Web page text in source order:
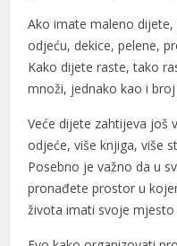
panel
panel
panel
panel
panel
Ako imate maleno
odjeću, dekice, pelene,
Kako dijete raste, tako
množi, jednako kao i broj
Veće dijete zahtijeva još
odjeće, više knjiga, više
Posebno je važno da u
pronađete prostor u
života imati svoje